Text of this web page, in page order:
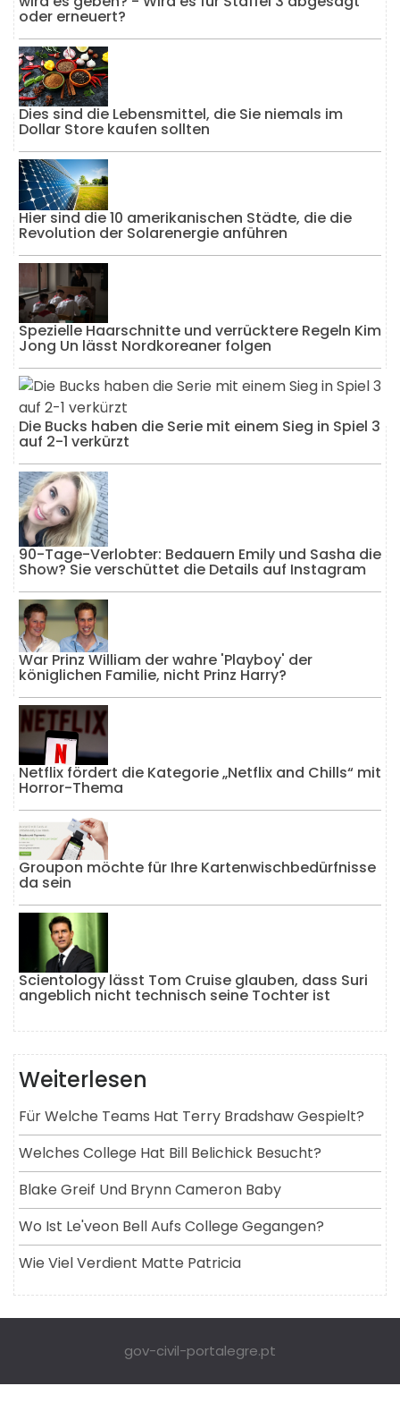
oder erneuert?
Dies sind die Lebensmittel, die Sie niemals im
Dollar Store kaufen sollten
Hier sind die 10 amerikanischen Städte, die die
Revolution der Solarenergie anführen
Spezielle Haarschnitte und verrücktere Regeln Kim
Jong Un lässt Nordkoreaner folgen
Die Bucks haben die Serie mit einem Sieg in Spiel 3
auf 2-1 verkürzt
90-Tage-Verlobter: Bedauern Emily und Sasha die
Show? Sie verschüttet die Details auf Instagram
War Prinz William der wahre 'Playboy' der
königlichen Familie, nicht Prinz Harry?
Netflix fördert die Kategorie „Netflix and Chills“ mit
Horror-Thema
Groupon möchte für Ihre Kartenwischbedürfnisse
da sein
Scientology lässt Tom Cruise glauben, dass Suri
angeblich nicht technisch seine Tochter ist
Weiterlesen
Für Welche Teams Hat Terry Bradshaw Gespielt?
Welches College Hat Bill Belichick Besucht?
Blake Greif Und Brynn Cameron Baby
Wo Ist Le'veon Bell Aufs College Gegangen?
Wie Viel Verdient Matte Patricia
gov-civil-portalegre.pt